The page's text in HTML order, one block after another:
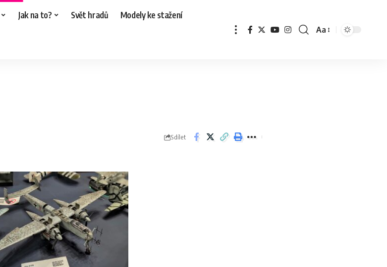
Jak na to? Svět hradů Modely ke stažení
Aa
Sdílet